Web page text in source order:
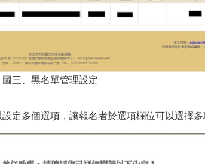
圖三、黑名單管理設定
定多個選項，讓報名者於選項欄位可以選擇多